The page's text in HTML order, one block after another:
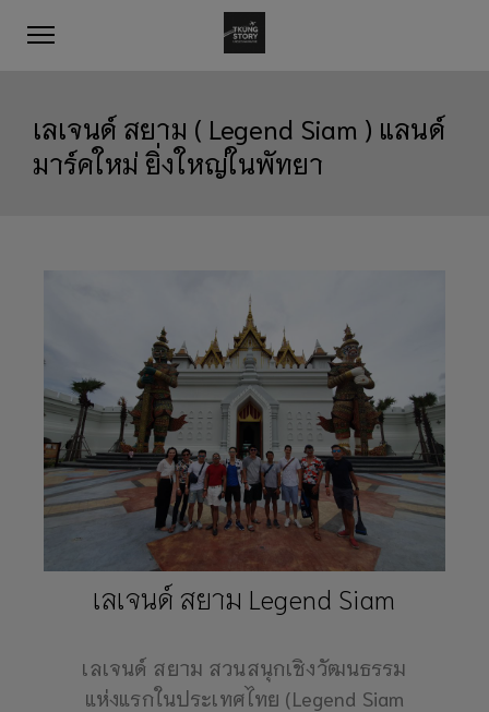
เลเจนด์ สยาม ( Legend Siam ) แลนด์
มาร์คใหม่ ยิ่งใหญ่ในพัทยา
เลเจนด์ สยาม Legend Siam
เลเจนด์ สยาม สวนสนุกเชิงวัฒนธรรม
แห่งแรกในประเทศไทย (Legend Siam